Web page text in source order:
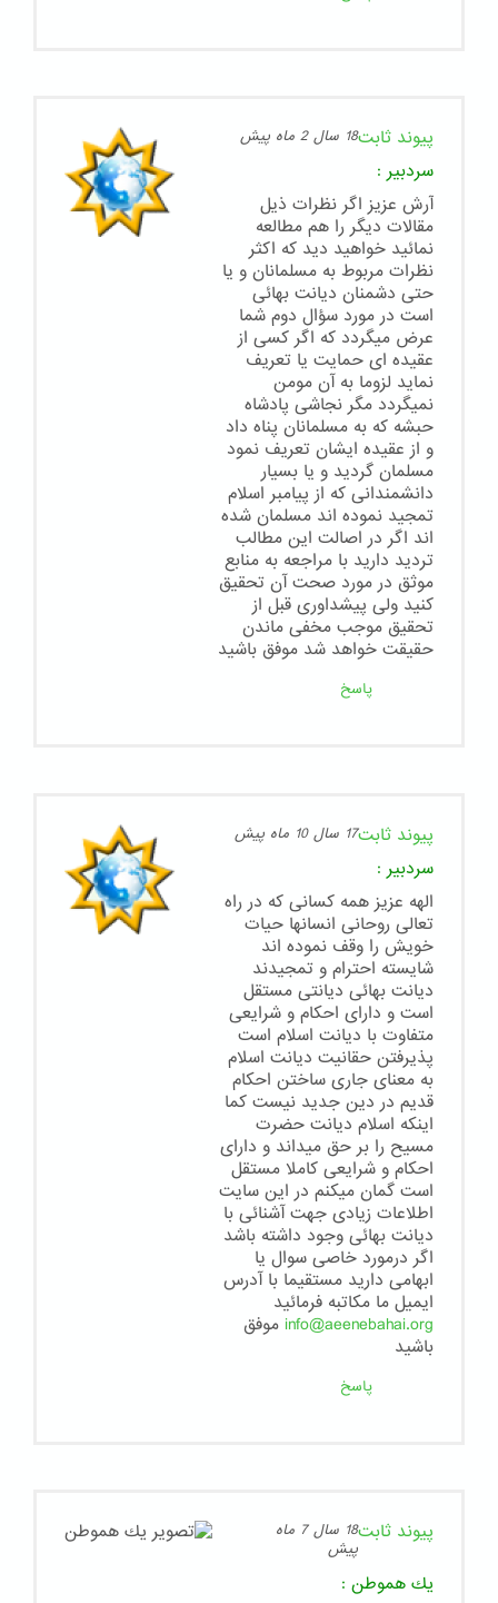
پیوند ثابت18 سال 2 ماه پیش
سردبیر :
آرش عزیز اگر نظرات ذیل
مقالات دیگر را هم مطالعه
نمائید خواهید دید که اکثر
نظرات مربوط به مسلمانان و یا
حتی دشمنان دیانت بهائی
است در مورد سؤال دوم شما
عرض میگردد که اگر کسی از
عقیده ای حمایت یا تعریف
نماید لزوما به آن مومن
نمیگردد مگر نجاشی پادشاه
حبشه که به مسلمانان پناه داد
و از عقیده ایشان تعریف نمود
مسلمان گردید و یا بسیار
دانشمندانی که از پیامبر اسلام
تمجید نموده اند مسلمان شده
اند اگر در اصالت این مطالب
تردید دارید با مراجعه به منابع
موثق در مورد صحت آن تحقیق
کنید ولی پیشداوری قبل از
تحقیق موجب مخفی ماندن
حقیقت خواهد شد موفق باشید
پاسخ
پیوند ثابت17 سال 10 ماه پیش
سردبیر :
الهه عزیز همه کسانی که در راه
تعالی روحانی انسانها حیات
خویش را وقف نموده اند
شایسته احترام و تمجیدند
دیانت بهائی دیانتی مستقل
است و دارای احکام و شرایعی
متفاوت با دیانت اسلام است
پذیرفتن حقانیت دیانت اسلام
به معنای جاری ساختن احکام
قدیم در دین جدید نیست کما
اینکه اسلام دیانت حضرت
مسیح را بر حق میداند و دارای
احکام و شرایعی کاملا مستقل
است گمان میکنم در این سایت
اطلاعات زیادی جهت آشنائی با
دیانت بهائی وجود داشته باشد
اگر درمورد خاصی سوال یا
ابهامی دارید مستقیما با آدرس
ایمیل ما مکاتبه فرمائید
info@aeenebahai.org موفق
باشید
پاسخ
پیوند ثابت
18 سال 7 ماه
پیش
يك هموطن :